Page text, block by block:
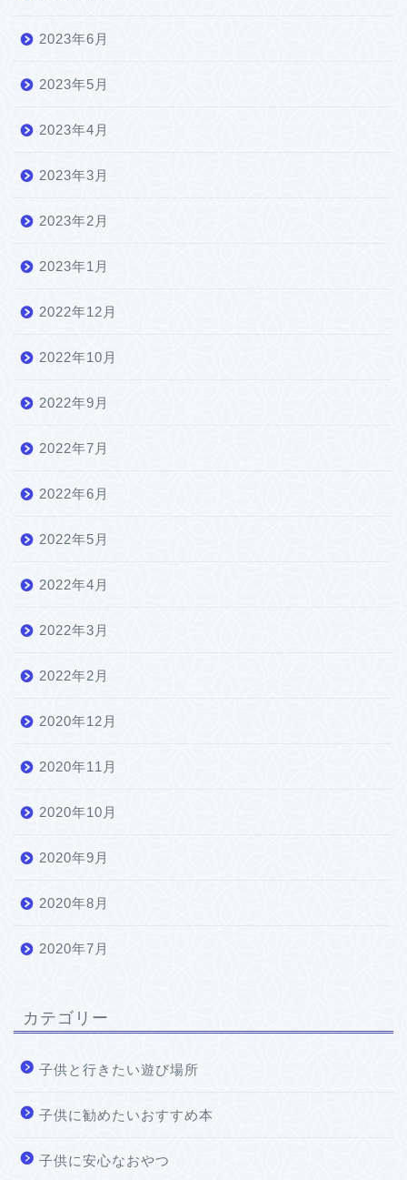
2023年6月
2023年5月
2023年4月
2023年3月
2023年2月
2023年1月
2022年12月
2022年10月
2022年9月
2022年7月
2022年6月
2022年5月
2022年4月
2022年3月
2022年2月
2020年12月
2020年11月
2020年10月
2020年9月
2020年8月
2020年7月
カテゴリー
子供と行きたい遊び場所
子供に勧めたいおすすめ本
子供に安心なおやつ